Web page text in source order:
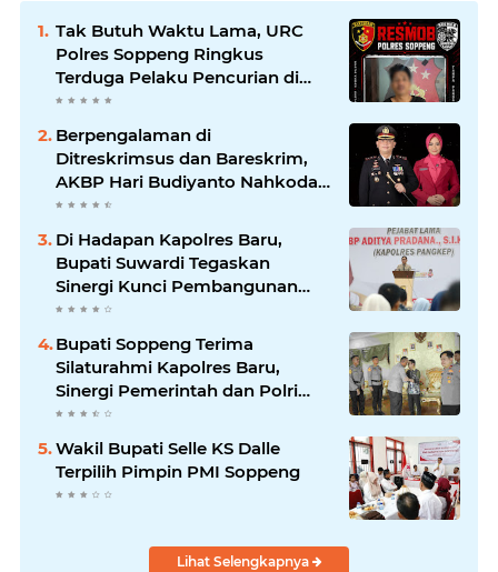
Tak Butuh Waktu Lama, URC
Polres Soppeng Ringkus
Terduga Pelaku Pencurian di
Liliriaja
Berpengalaman di
Ditreskrimsus dan Bareskrim,
AKBP Hari Budiyanto Nahkodai
Polres Soppeng
Di Hadapan Kapolres Baru,
Bupati Suwardi Tegaskan
Sinergi Kunci Pembangunan
Soppeng
Bupati Soppeng Terima
Silaturahmi Kapolres Baru,
Sinergi Pemerintah dan Polri
Diperkuat
Wakil Bupati Selle KS Dalle
Terpilih Pimpin PMI Soppeng
Lihat Selengkapnya